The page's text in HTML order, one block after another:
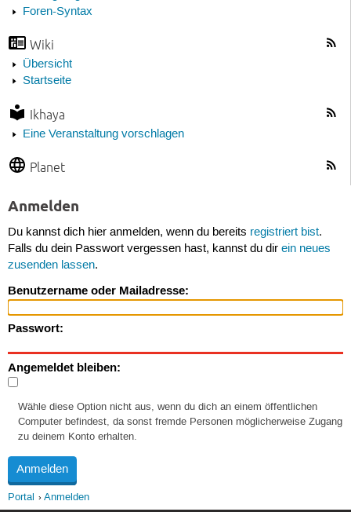
Foren-Syntax
Wiki
Übersicht
Startseite
Ikhaya
Eine Veranstaltung vorschlagen
Planet
Anmelden
Du kannst dich hier anmelden, wenn du bereits registriert bist.
Falls du dein Passwort vergessen hast, kannst du dir ein neues
zusenden lassen.
Benutzername oder Mailadresse:
Passwort:
Angemeldet bleiben:
Wähle diese Option nicht aus, wenn du dich an einem öffentlichen
Computer befindest, da sonst fremde Personen möglicherweise Zugang
zu deinem Konto erhalten.
Portal Anmelden